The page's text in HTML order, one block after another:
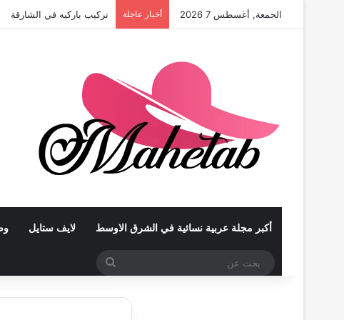
الجمعة, أغسطس 7 2026 أخبار عاجلة تركيب باركيه في الشارقة
أكبر مجلة عربية نسائية في الشرق الاوسط لايف ستايل
بحث